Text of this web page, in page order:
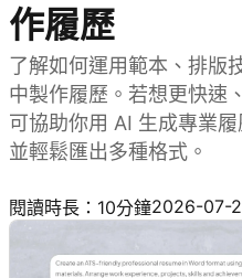
作履歷
了解如何運用範本、排版
中製作履歷。若想更快速
可協助你用 AI 生成專業
並輕鬆匯出多種格式。
閱讀時長：10分鐘2026-07-